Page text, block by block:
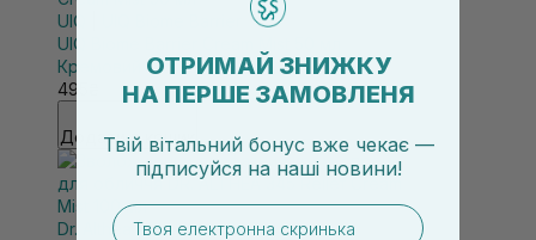
UIQ
UIQ Biome Barrier Cream Mist 50 мл
Кремовий міст-спрей
495₴
Додати в кошик
Dr. Althea | Dr. Althea 345
ОТРИМАЙ ЗНИЖКУ
НА ПЕРШЕ ЗАМОВЛЕНЯ
Твій вітальний бонус вже чекає —
підписуйся на наші новини!
email